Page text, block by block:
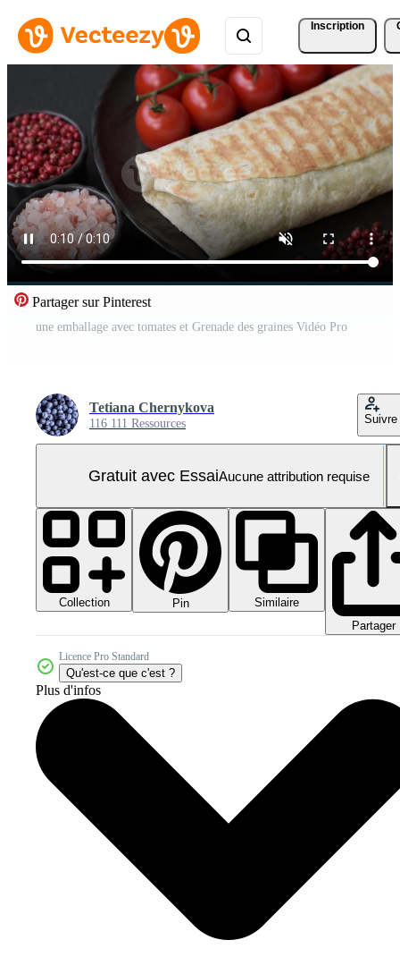
Inscription
Partager sur Pinterest
une emballage avec tomates et Grenade des graines Vidéo Pro
Tetiana Chernykova
116 111 Ressources Suivre
Gratuit avec EssaiAucune attribution requise
Collection Pin
Similaire
Partager
Licence Pro Standard
Qu'est-ce que c'est ?
Plus d'infos